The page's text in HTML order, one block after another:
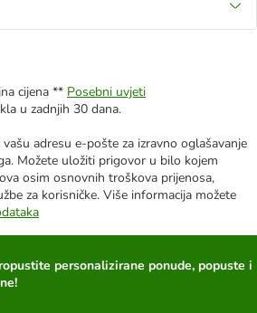
cijena ** Posebni uvjeti
u zadnjih 30 dana.
adresu e-pošte za izravno oglašavanje
Možete uložiti prigovor u bilo kojem
osim osnovnih troškova prijenosa,
za korisničke. Više informacija možete
personalizirane ponude, popuste i